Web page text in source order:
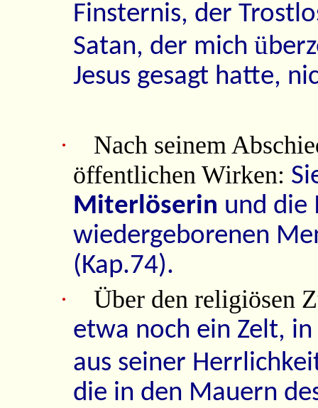
Finsternis, der
Satan, der mich ü
Jesus gesagt hatte,
·
Nach seinem
öffentlichen Wirken:
Miterlöserin und die
wiedergeborenen
(Kap.74).
· Über den religiösen
etwa noch ein Zelt,
aus seiner
die in den Mauern